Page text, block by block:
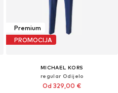
Premium
PROMOCIJA
MICHAEL KORS
regular Odijelo
Od 329,00 €